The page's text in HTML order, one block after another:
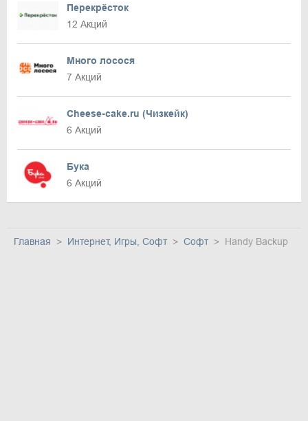
Перекрёсток
12 Акций
Много лосося
7 Акций
Cheese-cake.ru (Чизкейк)
6 Акций
Бука
6 Акций
Главная Интернет, Игры, Софт Софт Handy Backup